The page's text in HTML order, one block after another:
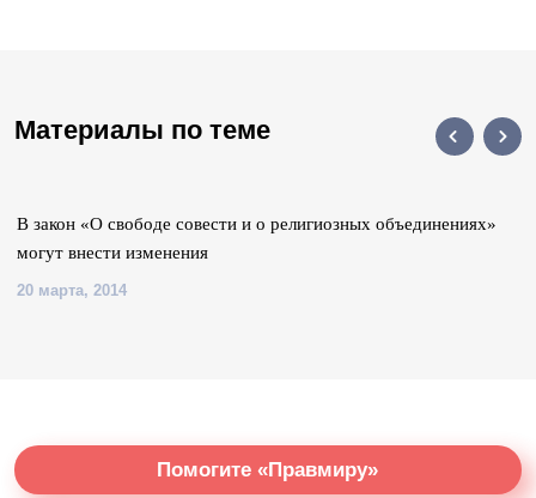
Материалы по теме
В закон «О свободе совести и о религиозных объединениях»
могут внести изменения
20 марта, 2014
Помогите «Правмиру»